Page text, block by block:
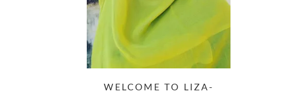
WELCOME TO LIZA-